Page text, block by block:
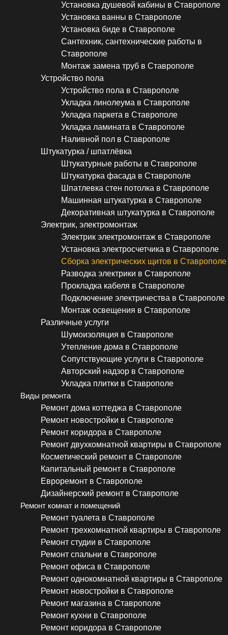
Установка душевой кабины в Ставрополе
Установка ванны в Ставрополе
Установка биде в Ставрополе
Сантехник, сантехнические работы в
Ставрополе
Монтаж замена труб в Ставрополе
Устройство пола
Устройство пола в Ставрополе
Укладка линолеума в Ставрополе
Укладка паркета в Ставрополе
Укладка ламината в Ставрополе
Наливной пол в Ставрополе
Штукатурка / шпатлёвка
Штукатурные работы в Ставрополе
Штукатурка фасада в Ставрополе
Шпатлевка стен потолка в Ставрополе
Машинная штукатурка в Ставрополе
Декоративная штукатурка в Ставрополе
Электрик, электромонтаж
Электрик электромонтаж в Ставрополе
Установка электросчетчика в Ставрополе
Сборка электрических щитов в Ставрополе
Разводка электрики в Ставрополе
Прокладка кабеля в Ставрополе
Подключение электричества в Ставрополе
Монтаж освещения в Ставрополе
Различные услуги
Шумоизоляция в Ставрополе
Утепление дома в Ставрополе
Сопутствующие услуги в Ставрополе
Авторский надзор в Ставрополе
Укладка плитки в Ставрополе
Виды ремонта
Ремонт дома коттеджа в Ставрополе
Ремонт новостройки в Ставрополе
Ремонт коридора в Ставрополе
Ремонт двухкомнатной квартиры в Ставрополе
Косметический ремонт в Ставрополе
Капитальный ремонт в Ставрополе
Евроремонт в Ставрополе
Дизайнерский ремонт в Ставрополе
Ремонт комнат и помещений
Ремонт туалета в Ставрополе
Ремонт трехкомнатной квартиры в Ставрополе
Ремонт студии в Ставрополе
Ремонт спальни в Ставрополе
Ремонт офиса в Ставрополе
Ремонт однокомнатной квартиры в Ставрополе
Ремонт новостройки в Ставрополе
Ремонт магазина в Ставрополе
Ремонт кухни в Ставрополе
Ремонт коридора в Ставрополе